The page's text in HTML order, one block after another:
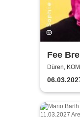
Fee
– Das
Düren,